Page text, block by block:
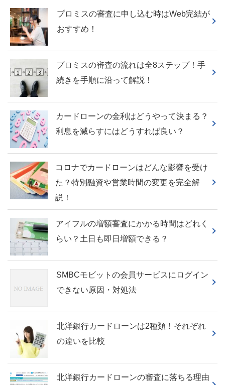
プロミスの審査に申し込む時はWeb完結が
おすすめ！
プロミスの審査の流れは全8ステップ！手
続きを手順に沿って解説！
カードローンの金利はどうやって決まる？
利息を減らすにはどうすれば良い？
コロナでカードローンはどんな影響を受け
た？特別融資や営業時間の変更を完全解
説！
アイフルの増額審査にかかる時間はどれく
らい？土日も即日増額できる？
SMBCモビットの会員サービスにログイン
できない原因・対処法
北洋銀行カードローンは2種類！それぞれ
の違いを比較
北洋銀行カードローンの審査に落ちる理由